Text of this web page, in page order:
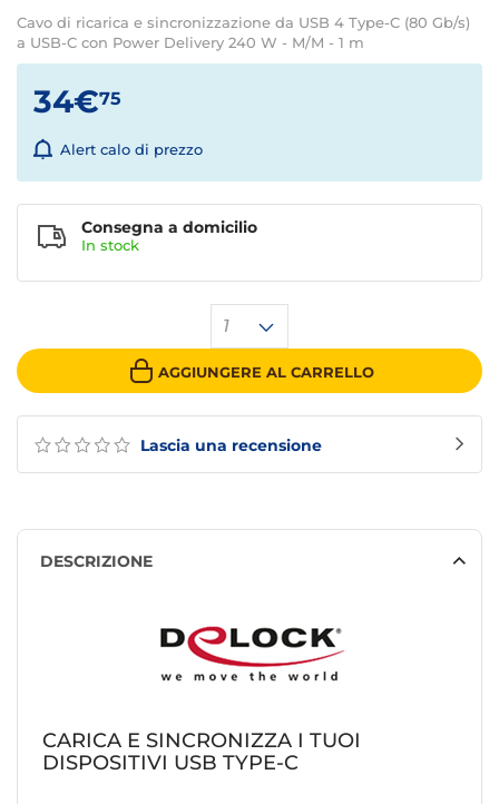
Cavo di ricarica e sincronizzazione da USB 4 Type-C (80 Gb/s)
a USB-C con Power Delivery 240 W - M/M - 1 m
Lascia una recensione
34€75
Alert calo di prezzo
1
AGGIUNGERE AL CARRELLO
Consegna a domicilio
In stock
DESCRIZIONE
CARICA E SINCRONIZZA I TUOI
DISPOSITIVI USB TYPE-C